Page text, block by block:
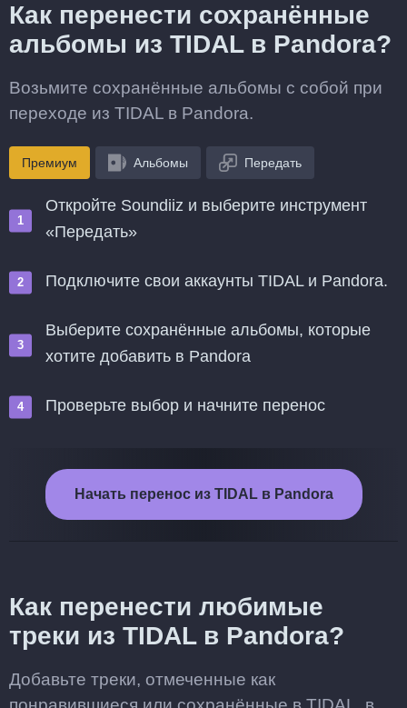
Как перенести сохранённые
альбомы из TIDAL в Pandora?
Возьмите сохранённые альбомы с собой при
переходе из TIDAL в Pandora.
Премиум Альбомы Передать
Откройте Soundiiz и выберите инструмент
«Передать»
Подключите свои аккаунты TIDAL и Pandora.
Выберите сохранённые альбомы, которые
хотите добавить в Pandora
Проверьте выбор и начните перенос
Начать перенос из TIDAL в Pandora
Как перенести любимые
треки из TIDAL в Pandora?
Добавьте треки, отмеченные как